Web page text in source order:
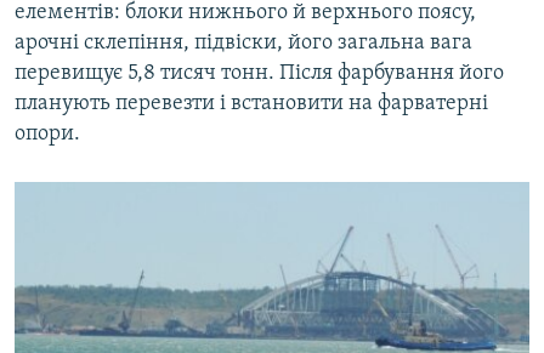
елементів: блоки нижнього й верхнього поясу,
арочні склепіння, підвіски, його загальна вага
перевищує 5,8 тисяч тонн. Після фарбування його
планують перевезти і встановити на фарватерні
опори.